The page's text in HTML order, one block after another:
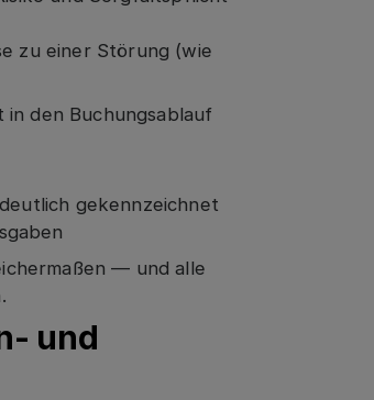
zu einer Störung (wie
den Buchungsablauf
gekennzeichnet
— und alle
und